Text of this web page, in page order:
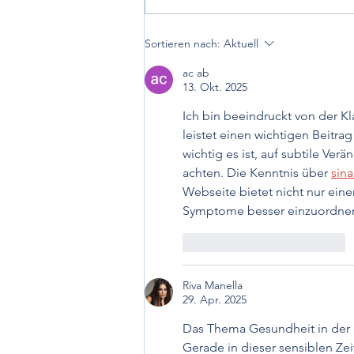
Entwicklung, Diagnose und
Arteriosklerose
Sortieren nach: Aktuell
ac ab
13. Okt. 2025
Ich bin beeindruckt von der
leistet einen wichtigen
wichtig es ist, auf subtile
achten. Die Kenntnis über
Webseite bietet nicht nur
Symptome besser
Riva Manella
29. Apr. 2025
Das Thema Gesundheit in
Gerade in dieser sensiblen